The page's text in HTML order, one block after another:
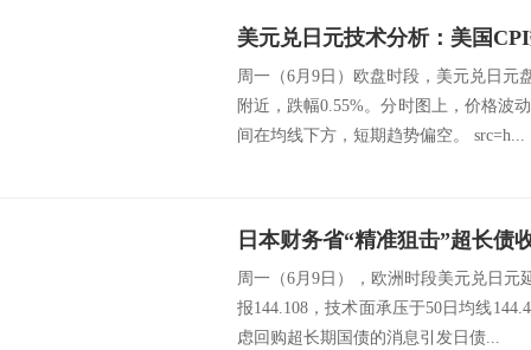
美元兑日元技术分析：美国
周一（6月9日）欧盘时段，美元兑日元
附近，跌幅0.55%。分时图上，价格波
间在均线下方，短期趋势偏空。 src=h...
周一（6月9日），欧洲时段美元兑日元
报144.108，技术面承压于50日均线
虑回购超长期国债的消息引发日债...